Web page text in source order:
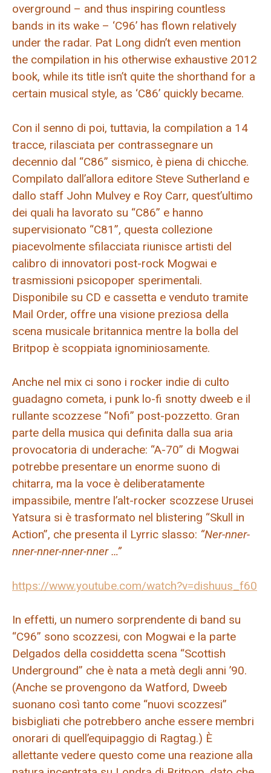
overground – and thus inspiring countless
bands in its wake – ‘C96’ has flown relatively
under the radar. Pat Long didn’t even mention
the compilation in his otherwise exhaustive 2012
book, while its title isn’t quite the shorthand for a
certain musical style, as ‘C86’ quickly became.
Con il senno di poi, tuttavia, la compilation a 14
tracce, rilasciata per contrassegnare un
decennio dal “C86” sismico, è piena di chicche.
Compilato dall’allora editore Steve Sutherland e
dallo staff John Mulvey e Roy Carr, quest’ultimo
dei quali ha lavorato su “C86” e hanno
supervisionato “C81”, questa collezione
piacevolmente sfilacciata riunisce artisti del
calibro di innovatori post-rock Mogwai e
trasmissioni psicopoper sperimentali.
Disponibile su CD e cassetta e venduto tramite
Mail Order, offre una visione preziosa della
scena musicale britannica mentre la bolla del
Britpop è scoppiata ignominiosamente.
Anche nel mix ci sono i rocker indie di culto
guadagno cometa, i punk lo-fi snotty dweeb e il
rullante scozzese “Nofi” post-pozzetto. Gran
parte della musica qui definita dalla sua aria
provocatoria di underache: “A-70” di Mogwai
potrebbe presentare un enorme suono di
chitarra, ma la voce è deliberatamente
impassibile, mentre l’alt-rocker scozzese Urusei
Yatsura si è trasformato nel blistering “Skull in
Action”, che presenta il Lyrric slasso: “Ner-nner-
nner-nner-nner-nner …”
https://www.youtube.com/watch?v=dishuus_f60
In effetti, un numero sorprendente di band su
“C96” sono scozzesi, con Mogwai e la parte
Delgados della cosiddetta scena “Scottish
Underground” che è nata a metà degli anni ’90.
(Anche se provengono da Watford, Dweeb
suonano così tanto come “nuovi scozzesi”
bisbigliati che potrebbero anche essere membri
onorari di quell’equipaggio di Ragtag.) È
allettante vedere questo come una reazione alla